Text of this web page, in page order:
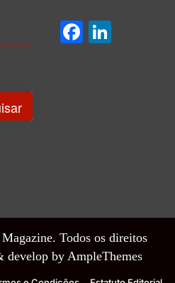
Todos os direitos
develop by AmpleThemes